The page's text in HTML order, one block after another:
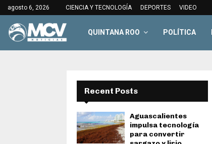
agosto 6, 2026 CIENCIA Y TECNOLOGÍA DEPORTES VIDEO
QUINTANA ROO POLÍTICA
Recent Posts
Aguascalientes
impulsa tecnología
para convertir